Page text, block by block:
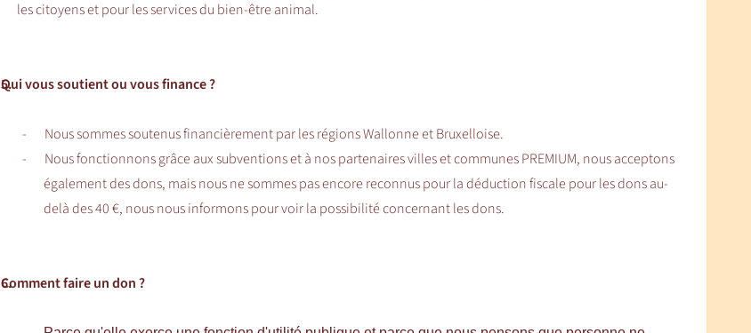
les citoyens et pour les services du bien-être animal.
5.
Qui vous soutient ou vous finance ?
-
Nous sommes soutenus financièrement par les régions Wallonne et Bruxelloise.
-
Nous fonctionnons grâce aux subventions et à nos partenaires villes et communes PREMIUM, nous acceptons
également des dons, mais nous ne sommes pas encore reconnus pour la déduction fiscale pour les dons au-
delà des 40 €, nous nous informons pour voir la possibilité concernant les dons.
6.
Comment faire un don ?